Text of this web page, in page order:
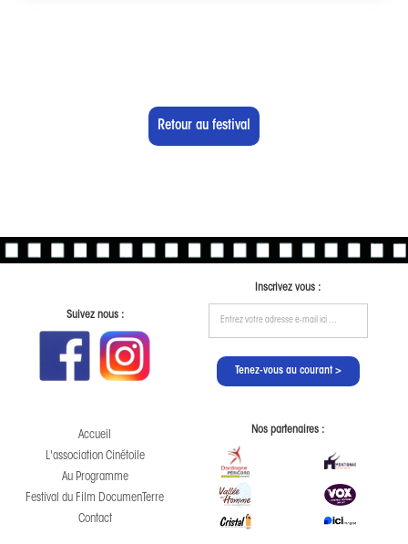
Retour au festival
Suivez nous :
Inscrivez vous :
Accueil
L'association Cinétoile
Au Programme
Festival du Film DocumenTerre
Contact
Nos partenaires :